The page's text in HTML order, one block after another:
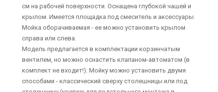
см на рабочей поверхности. Оснащена глубокой чашей и
крылом. Имеется площадка под смеситель и аксессуары.
Мойка оборачиваемая - ее можно установить крылом
справа или слева.
Модель предлагается в комплектации корзинчатым
вентилем, но можно оснастить клапаном-автоматом (в
комплект не входит!). Мойку можно установить двумя
способами - классический сверху столешницы или под